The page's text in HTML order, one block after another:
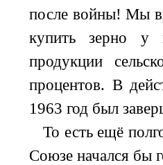
после войны! Мы
купить зерно у
продукции
процентов. В
1963 год был
То есть ещё
Союзе начался бы